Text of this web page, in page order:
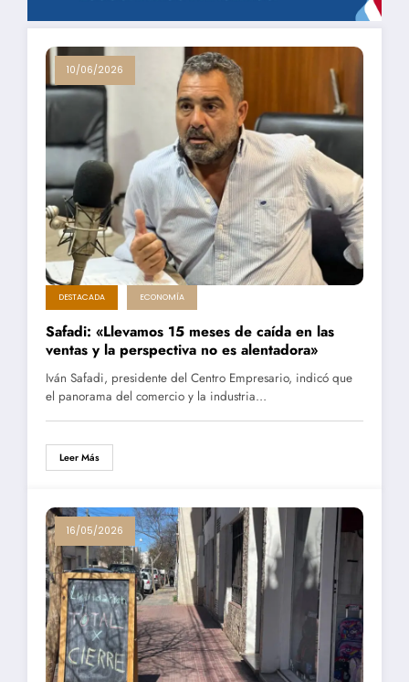
10/06/2026
DESTACADA ECONOMÍA
Safadi: «Llevamos 15 meses de caída en las
ventas y la perspectiva no es alentadora»
Iván Safadi, presidente del Centro Empresario, indicó que
el panorama del comercio y la industria…
Leer Más
16/05/2026